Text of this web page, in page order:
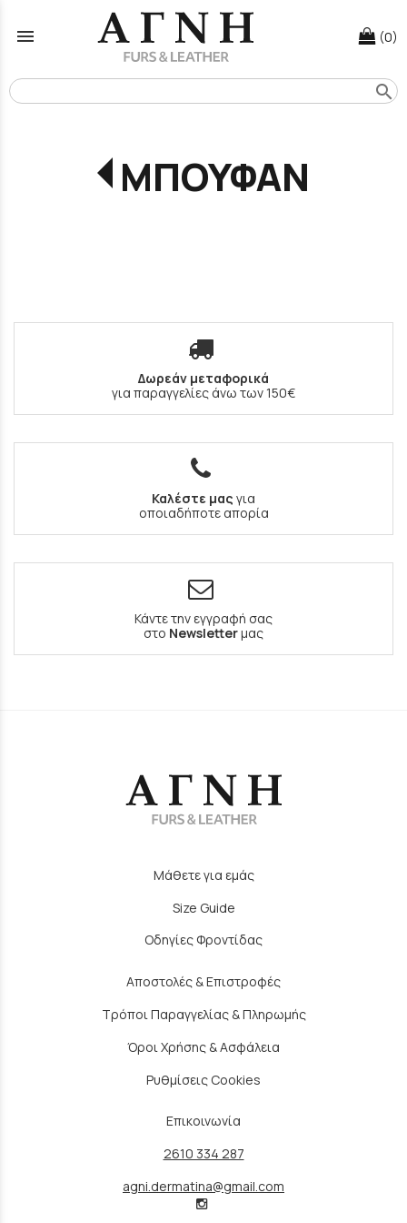
menu (0)
search
ΜΠΟΥΦΑΝ
Δωρεάν μεταφορικά
για παραγγελίες άνω των 150€
Καλέστε μας για
οποιαδήποτε απορία
Κάντε την εγγραφή σας
στο Newsletterμας
Μάθετε για εμάς
Size Guide
Οδηγίες Φροντίδας
Αποστολές & Επιστροφές
Τρόποι Παραγγελίας & Πληρωμής
Όροι Χρήσης & Ασφάλεια
Ρυθμίσεις Cookies
Επικοινωνία
2610 334 287
agni.dermatina@gmail.com